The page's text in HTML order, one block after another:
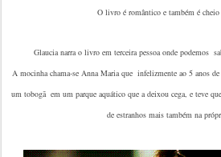
O livro é romântico e também é
Glaucia narra o livro em terceira pessoa onde podemos
A mocinha chama-se Anna Maria que infelizmente ao 5 anos
um tobogã em um parque aquático que a deixou cega, e teve
de estranhos mais também na